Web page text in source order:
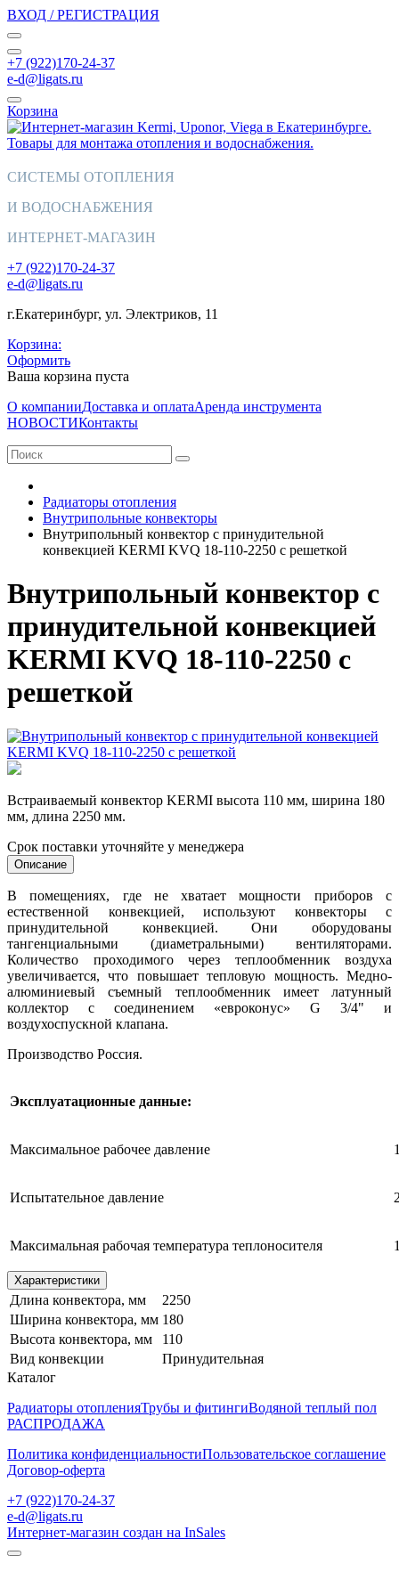
ВХОД / РЕГИСТРАЦИЯ
+7 (922)170-24-37
e-d@ligats.ru
Корзина
СИСТЕМЫ ОТОПЛЕНИЯ
И ВОДОСНАБЖЕНИЯ
ИНТЕРНЕТ-МАГАЗИН
+7 (922)170-24-37
e-d@ligats.ru
г.Екатеринбург, ул. Электриков, 11
Корзина:
Оформить
Ваша корзина пуста
О компанииДоставка и оплатаАренда инструмента
НОВОСТИКонтакты
Радиаторы отопления
Внутрипольные конвекторы
Внутрипольный конвектор с принудительной
конвекцией KERMI KVQ 18-110-2250 с решеткой
Внутрипольный конвектор с
принудительной конвекцией
KERMI KVQ 18-110-2250 с
решеткой
Встраиваемый конвектор KERMI высота 110 мм, ширина 180
мм, длина 2250 мм.
Срок поставки уточняйте у менеджера
Описание
В помещениях, где не хватает мощности приборов с
естественной конвекцией, используют конвекторы с
принудительной конвекцией. Они оборудованы
тангенциальными (диаметральными) вентиляторами.
Количество проходимого через теплообменник воздуха
увеличивается, что повышает тепловую мощность. Медно-
алюминиевый съемный теплообменник имеет латунный
коллектор с соединением «евроконус» G 3/4" и
воздухоспускной клапана.
Производство Россия.
Эксплуатационные данные:
Максимальное рабочее давление
Испытательное давление
Максимальная рабочая температура теплоносителя
Характеристики
Длина конвектора, мм
2250
Ширина конвектора, мм 180
Высота конвектора, мм
110
Вид конвекции
Принудительная
Каталог
Радиаторы отопленияТрубы и фитингиВодяной теплый пол
РАСПРОДАЖА
Политика конфиденциальностиПользовательское соглашение
Договор-оферта
+7 (922)170-24-37
e-d@ligats.ru
Интернет-магазин создан на InSales